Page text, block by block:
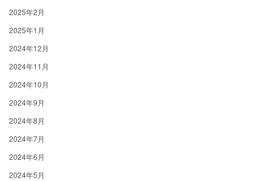
2025年2月
2025年1月
2024年12月
2024年11月
2024年10月
2024年9月
2024年8月
2024年7月
2024年6月
2024年5月